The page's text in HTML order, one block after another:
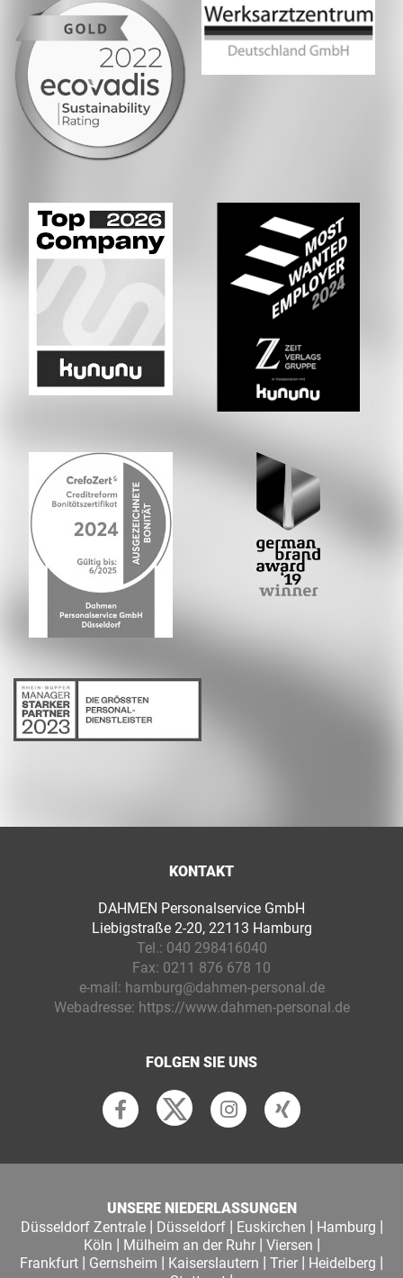
KONTAKT
DAHMEN Personalservice GmbH
Liebigstraße 2-20, 22113 Hamburg
Tel.: 040 298416040
Fax: 0211 876 678 10
e-mail: hamburg@dahmen-personal.de
Webadresse: https://www.dahmen-personal.de
FOLGEN SIE UNS
UNSERE NIEDERLASSUNGEN
Düsseldorf Zentrale| Düsseldorf| Euskirchen | Hamburg |
Köln | Mülheim an der Ruhr| Viersen |
Frankfurt | Gernsheim | Kaiserslautern | Trier | Heidelberg |